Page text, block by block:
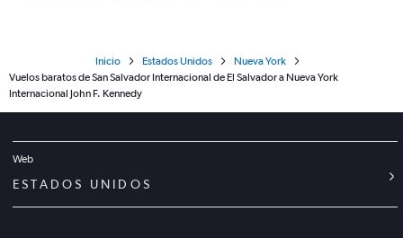
Inicio Estados Unidos
Nueva York
Vuelos baratos de San Salvador Internacional de El Salvador a Nueva York
Internacional John F. Kennedy
Web
ESTADOS UNIDOS